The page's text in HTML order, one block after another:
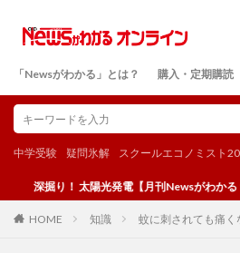
「Newsがわかる」とは？ 購入・定期購読
中学受験 疑問氷解 スクールエコノミスト
り！ 太陽光発電【月刊Newsがわかる９月号】
HOME 知識 蚊に刺されても痛く
検索